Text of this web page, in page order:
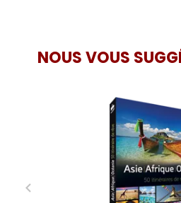
NOUS VOUS